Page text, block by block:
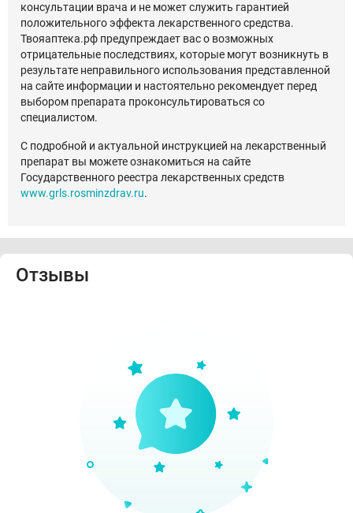
консультации врача и не может служить гарантией
положительного эффекта лекарственного средства.
Твояаптека.рф предупреждает вас о возможных
отрицательные последствиях, которые могут возникнуть в
результате неправильного использования представленной
на сайте информации и настоятельно рекомендует перед
выбором препарата проконсультироваться со
специалистом.
С подробной и актуальной инструкцией на лекарственный
препарат вы можете ознакомиться на сайте
Государственного реестра лекарственных средств
www.grls.rosminzdrav.ru.
Отзывы